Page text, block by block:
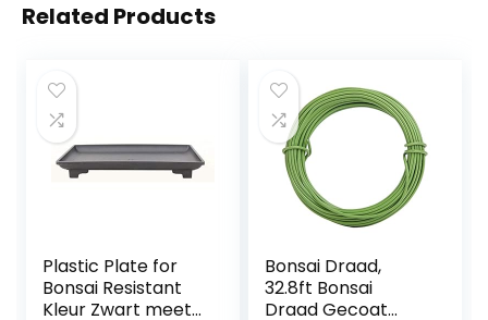
Related Products
Plastic Plate for
Bonsai Resistant
Kleur Zwart meet
Bonsai Draad,
32.8ft Bonsai
Draad Gecoat